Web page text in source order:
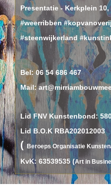
Presentatie - Kerkplein
#weerribben
#steenwijkerland
Bel:06 54 686 467
Mail:
Lid FNV Kunstenbond:
Lid B.O.K RBA202012003
(BeroepsOrganisatie K
KvK: 63539535 (Art in